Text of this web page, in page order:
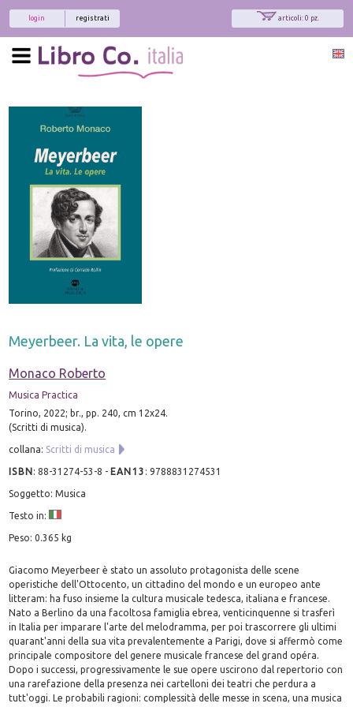
articoli: 0 pz.
registrati
login
Meyerbeer. La vita, le opere
Monaco Roberto
Musica Practica
Torino, 2022; br., pp. 240, cm 12x24.
(Scritti di musica).
collana: Scritti di musica
ISBN:88-31274-53-8 - EAN13 :9788831274531
Soggetto: Musica
Testo in:
Peso: 0.365 kg
Giacomo Meyerbeer è stato un assoluto protagonista delle scene
operistiche dell'Ottocento, un cittadino del mondo e un europeo ante
litteram: ha fuso insieme la cultura musicale tedesca, italiana e francese.
Nato a Berlino da una facoltosa famiglia ebrea, venticinquenne si trasferì
in Italia per imparare l'arte del melodramma, per poi trascorrere gli ultimi
quarant'anni della sua vita prevalentemente a Parigi, dove si affermò come
principale compositore del genere musicale francese del grand opéra.
Dopo i successi, progressivamente le sue opere uscirono dal repertorio con
una rarefazione della presenza nei cartelloni dei teatri che perdura a
tutt'oggi. Le probabili ragioni: complessità delle messe in scena, una musica